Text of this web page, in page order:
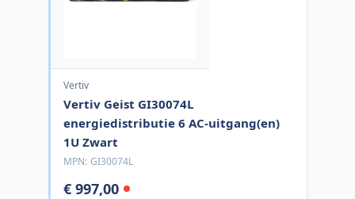
Vertiv
Vertiv Geist GI30074L
energiedistributie 6 AC-uitgang(en)
1U Zwart
MPN: GI30074L
€ 997,00